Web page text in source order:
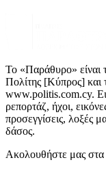
Το «Παράθυρο» είναι
Πολίτης [Κύπρος] και
www.politis.com.cy.
ρεπορτάζ, ήχοι,
προσεγγίσεις, λοξές
δάσος.
Ακολουθήστε μας στα